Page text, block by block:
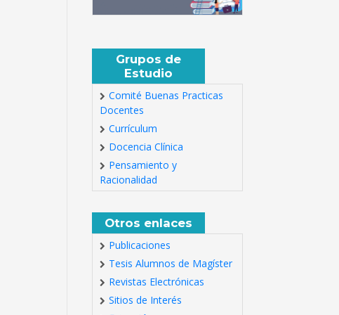
Grupos de
Estudio
Comité Buenas Practicas
Docentes
Currículum
Docencia Clínica
Pensamiento y
Racionalidad
Otros enlaces
Publicaciones
Tesis Alumnos de Magíster
Revistas Electrónicas
Sitios de Interés